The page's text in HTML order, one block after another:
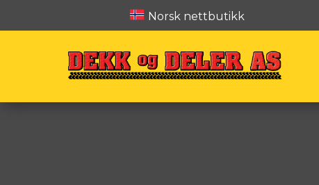
Norsk nettbutikk